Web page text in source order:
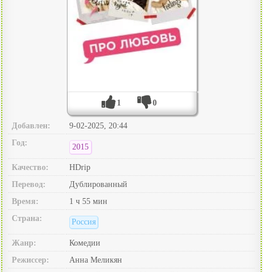
1 0
Добавлен:
9-02-2025, 20:44
Год:
2015
Качество:
HDrip
Перевод:
Дублированный
Время:
1 ч 55 мин
Страна:
Россия
Жанр:
Комедии
Режиссер:
Анна Меликян